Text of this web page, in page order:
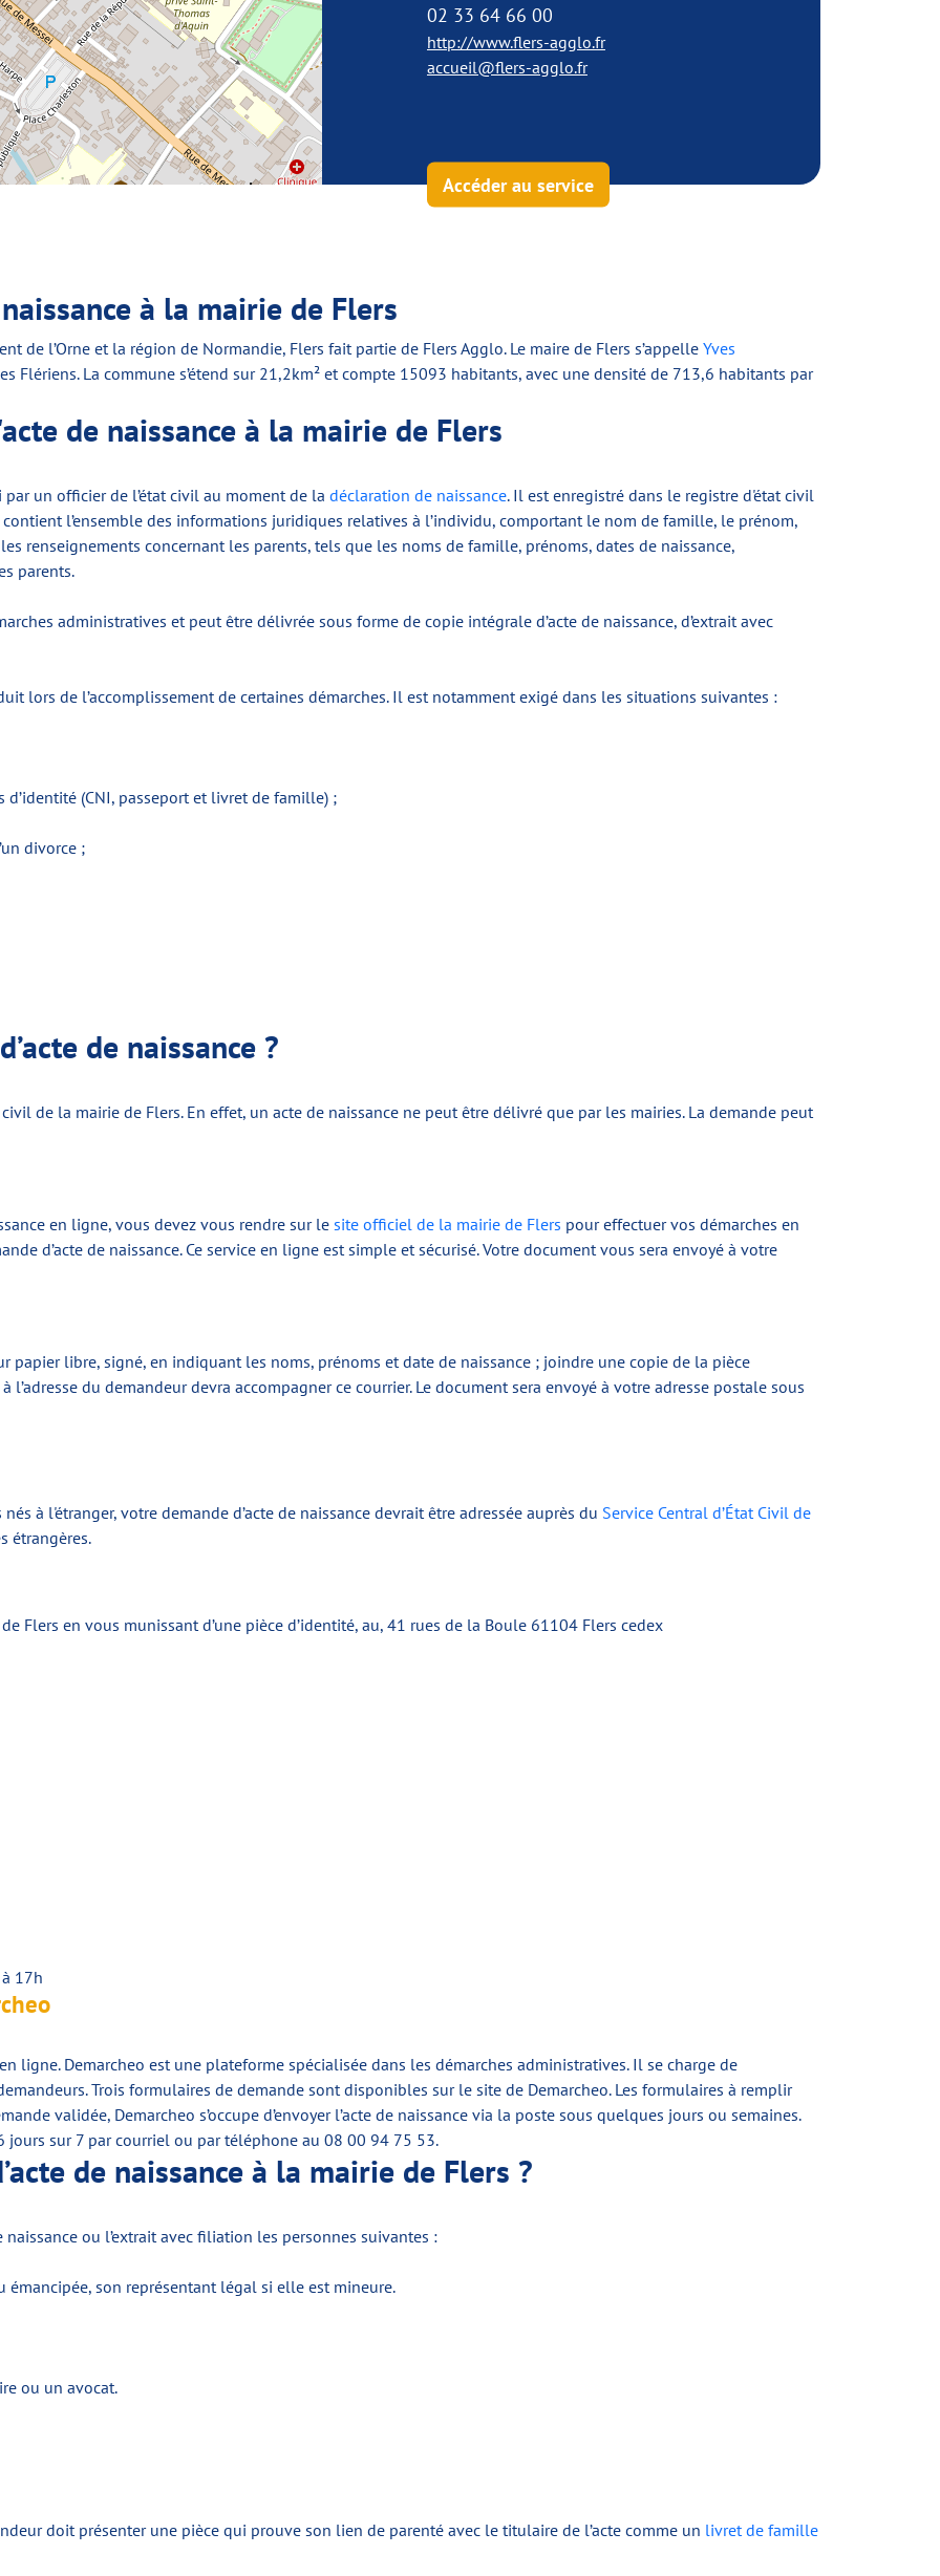
02 33 64 66 00
http://www.flers-agglo.fr
accueil@flers-agglo.fr
Accéder au service
à la mairie de Flers
de l’Orne et la région de Normandie, Flers fait partie de Flers Agglo. Le maire de Flers s’appelle Yves
Flériens. La commune s’étend sur 21,2km² et compte 15093 habitants, avec une densité de 713,6 habitants par
de naissance à la mairie de Flers
un officier de l’état civil au moment de la déclaration de naissance. Il est enregistré dans le registre d'état civil
l’ensemble des informations juridiques relatives à l’individu, comportant le nom de famille, le prénom,
renseignements concernant les parents, tels que les noms de famille, prénoms, dates de naissance,
parents.
administratives et peut être délivrée sous forme de copie intégrale d’acte de naissance, d’extrait avec
lors de l’accomplissement de certaines démarches. Il est notamment exigé dans les situations suivantes :
(CNI, passeport et livret de famille) ;
divorce ;
de naissance ?
de la mairie de Flers. En effet, un acte de naissance ne peut être délivré que par les mairies. La demande peut
en ligne, vous devez vous rendre sur le site officiel de la mairie de Flers pour effectuer vos démarches en
d’acte de naissance. Ce service en ligne est simple et sécurisé. Votre document vous sera envoyé à votre
papier libre, signé, en indiquant les noms, prénoms et date de naissance ; joindre une copie de la pièce
l’adresse du demandeur devra accompagner ce courrier. Le document sera envoyé à votre adresse postale sous
à l'étranger, votre demande d’acte de naissance devrait être adressée auprès du Service Central d’État Civil de
étrangères.
Flers en vous munissant d’une pièce d’identité, au, 41 rues de la Boule 61104 Flers cedex
17h
ligne. Demarcheo est une plateforme spécialisée dans les démarches administratives. Il se charge de
Trois formulaires de demande sont disponibles sur le site de Demarcheo. Les formulaires à remplir
validée, Demarcheo s’occupe d’envoyer l’acte de naissance via la poste sous quelques jours ou semaines.
jours sur 7 par courriel ou par téléphone au 08 00 94 75 53.
de naissance à la mairie de Flers ?
ou l’extrait avec filiation les personnes suivantes :
émancipée, son représentant légal si elle est mineure.
ou un avocat.
doit présenter une pièce qui prouve son lien de parenté avec le titulaire de l’acte comme un livret de famille